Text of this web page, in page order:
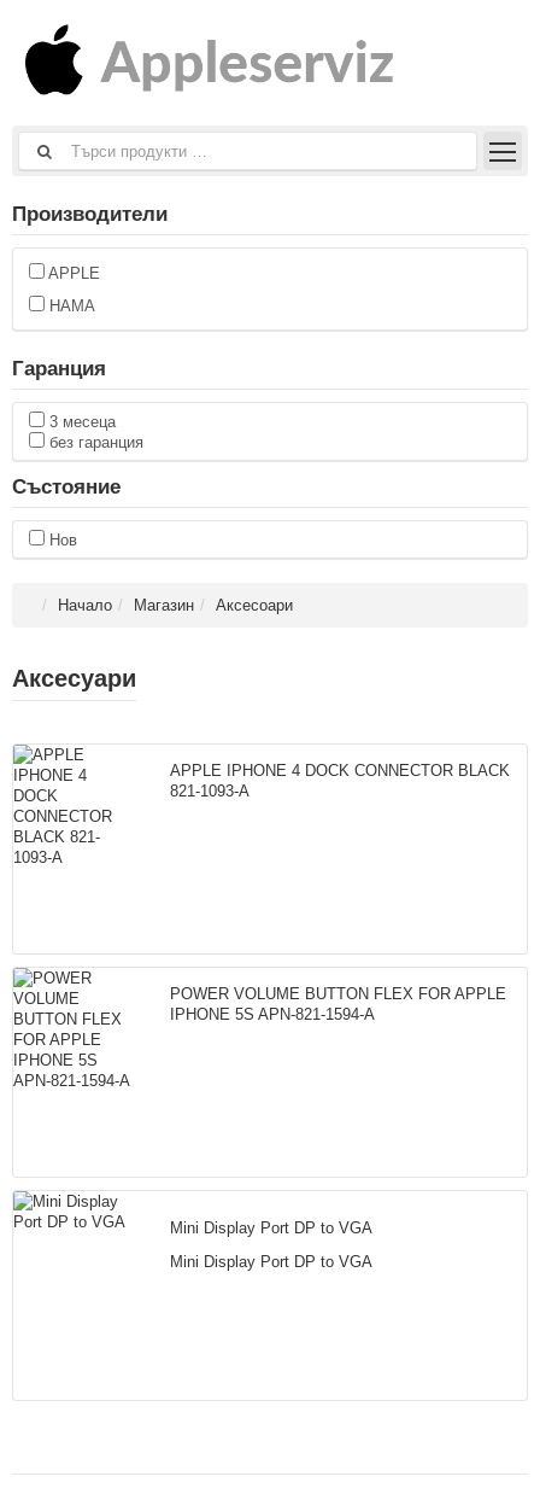
Производители
APPLE
HAMA
Гаранция
3 месеца
без гаранция
Състояние
Нов
Начало Магазин Аксесoари
Аксесуари
APPLE IPHONE 4 DOCK CONNECTOR BLACK
821-1093-A
POWER VOLUME BUTTON FLEX FOR APPLE
IPHONE 5S APN-821-1594-A
Mini Display Port DP to VGA
Mini Display Port DP to VGA